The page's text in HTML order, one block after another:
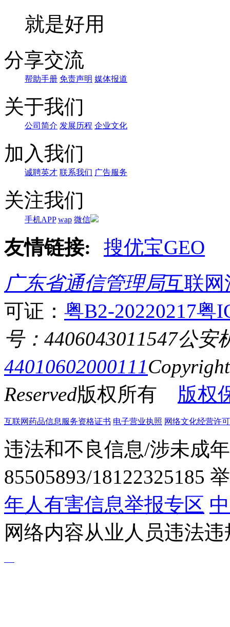
就是好用
分享交流
帮助手册 免责声明 媒体报道
关于我们
公司简介 发展历程 企业文化
加入我们
诚聘英才 联系我们 广告服务
关注我们
手机APP wap 微信
友情链接:
搜优宝GEO
广东省通信管理局互联网
可证： 粤B2-20220217粤
号：4406043011547公安
44010602000111
Reserved版权所有 版权
互联网药品信息服务资格证书 电子营业执照 网络文化经营许
违法和不良信息/涉未成
85505893/18122325185
年人有害信息举报专区
网络内容从业人员违法